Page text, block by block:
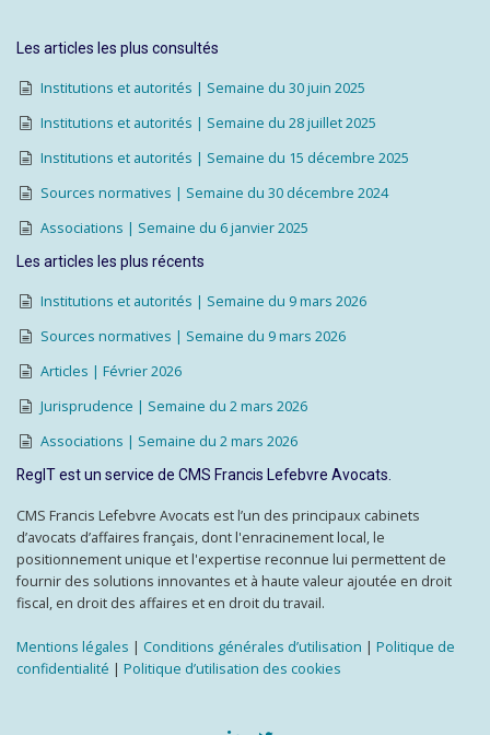
Les articles les plus consultés
Institutions et autorités | Semaine du 30 juin 2025
Institutions et autorités | Semaine du 28 juillet 2025
Institutions et autorités | Semaine du 15 décembre 2025
Sources normatives | Semaine du 30 décembre 2024
Associations | Semaine du 6 janvier 2025
Les articles les plus récents
Institutions et autorités | Semaine du 9 mars 2026
Sources normatives | Semaine du 9 mars 2026
Articles | Février 2026
Jurisprudence | Semaine du 2 mars 2026
Associations | Semaine du 2 mars 2026
RegIT est un service de CMS Francis Lefebvre Avocats.
CMS Francis Lefebvre Avocats est l’un des principaux cabinets
d’avocats d’affaires français, dont l'enracinement local, le
positionnement unique et l'expertise reconnue lui permettent de
fournir des solutions innovantes et à haute valeur ajoutée en droit
fiscal, en droit des affaires et en droit du travail.
Mentions légales | Conditions générales d’utilisation | Politique de
confidentialité | Politique d’utilisation des cookies